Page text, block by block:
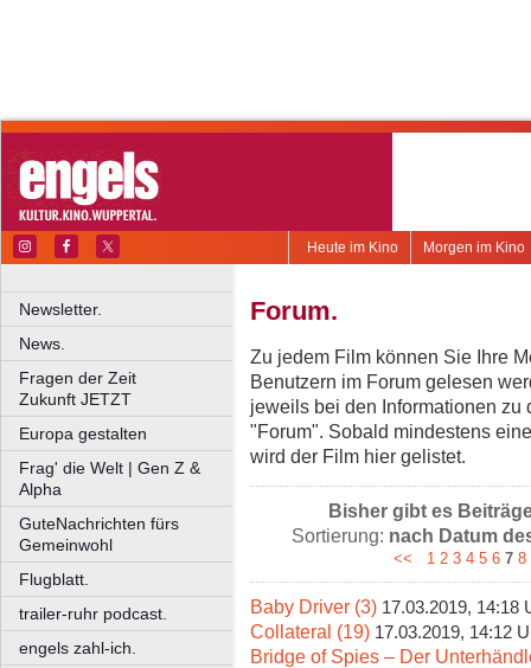
Morgen im Kino
Heute im Kino
Newsletter.
News.
Fragen der Zeit
Zukunft JETZT
Europa gestalten
Frag' die Welt | Gen Z &
Alpha
GuteNachrichten fürs
Gemeinwohl
Flugblatt.
trailer-ruhr podcast.
engels zahl-ich.
Forum.
Zu jedem Film können Sie Ihre
Benutzern im Forum gelesen
jeweils bei den Informationen zu
"Forum". Sobald mindestens
wird der Film hier gelistet.
Bisher gibt es
Sortierung: nach Datum
<< 1 2 3 4 5 6 7 8
Baby Driver (3) 17.03.2019, 14:18
Collateral (19) 17.03.2019, 14:12
Bridge of Spies – Der